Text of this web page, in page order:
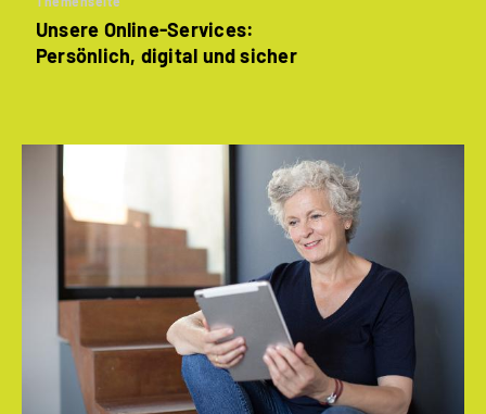
Unsere Online-Services:
Persönlich, digital und sicher